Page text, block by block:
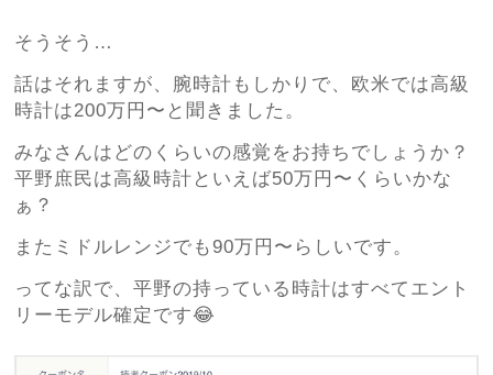
そうそう…
話はそれますが、腕時計もしかりで、欧米では高級
時計は200万円〜と聞きました。
みなさんはどのくらいの感覚をお持ちでしょうか？
平野庶民は高級時計といえば50万円〜くらいかな
ぁ？
またミドルレンジでも90万円〜らしいです。
ってな訳で、平野の持っている時計はすべてエント
リーモデル確定です😂